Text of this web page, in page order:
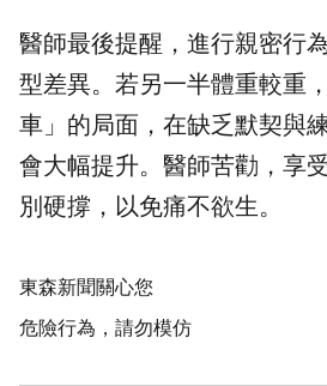
醫師最後提醒，進行親密行
型差異。若另一半體重較重
車」的局面，在缺乏默契與
會大幅提升。醫師苦勸，享
別硬撐，以免痛不欲生。
東森新聞關心您
危險行為，請勿模仿